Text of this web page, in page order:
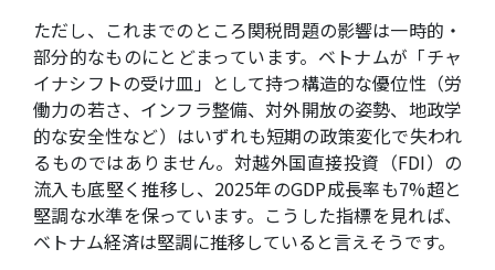
ただし、これまでのところ関税問題の影響は一時的・
部分的なものにとどまっています。ベトナムが「チャ
イナシフトの受け皿」として持つ構造的な優位性（労
働力の若さ、インフラ整備、対外開放の姿勢、地政学
的な安全性など）はいずれも短期の政策変化で失われ
るものではありません。対越外国直接投資（FDI）の
流入も底堅く推移し、2025年のGDP成長率も7%超と
堅調な水準を保っています。こうした指標を見れば、
ベトナム経済は堅調に推移していると言えそうです。